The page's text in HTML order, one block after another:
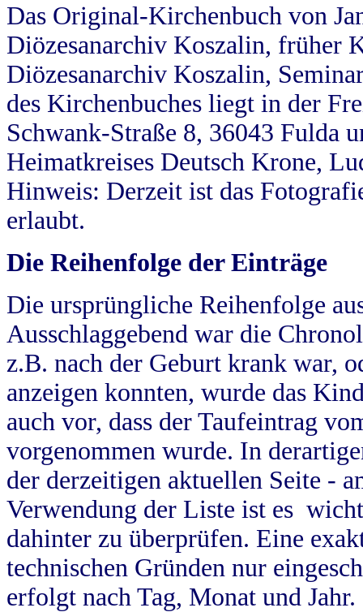
Das Original-Kirchenbuch von
Diözesanarchiv Koszalin, früher
Diözesanarchiv Koszalin,
des Kirchenbuches liegt in der
Schwank-Straße 8, 36043 Fulda
Heimatkreises Deutsch Krone,
Hinweis: Derzeit ist das
erlaubt.
Die Reihenfolge der Einträge
Die ursprüngliche Reihenfolge
Ausschlaggebend war die
z.B. nach der Geburt krank war,
anzeigen konnten, wurde das
auch vor, dass der Taufeintrag
vorgenommen wurde. In
der derzeitigen aktuellen Seite -
Verwendung der Liste ist es
dahinter zu überprüfen. Eine
technischen Gründen nur
erfolgt nach Tag, Monat und Jahr.